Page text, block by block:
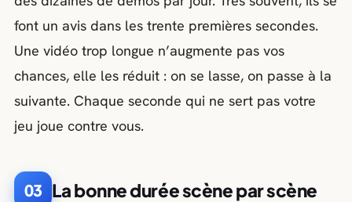
font un avis dans les trente premières secondes.
Une vidéo trop longue n’augmente pas vos
chances, elle les réduit : on se lasse, on passe à la
suivante. Chaque seconde qui ne sert pas votre
jeu joue contre vous.
03 La bonne durée scène par scène